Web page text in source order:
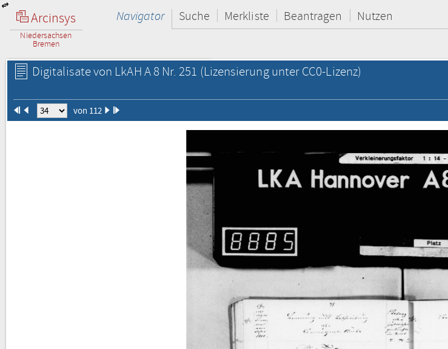
Arcinsys
Niedersachsen
Bremen
Navigator Suche Merkliste Beantragen Nutzen
Digitalisate von LkAH A 8 Nr. 251 (Lizensierung unter CC0-Lizenz)
von 112